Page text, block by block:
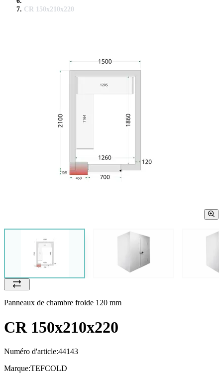
CR 150x210x220
Panneaux de chambre froide 120 mm
CR 150x210x220
Numéro d'article:44143
Marque:TEFCOLD